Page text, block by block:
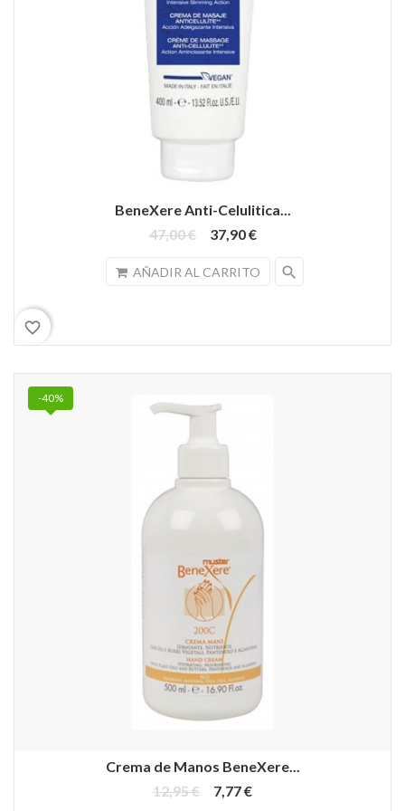
BeneXere Anti-Celulitica...
47,00 €
37,90 €
AÑADIR AL CARRITO search
favorite_border
Crema de Manos BeneXere...
12,95 €
7,77 €
-40%